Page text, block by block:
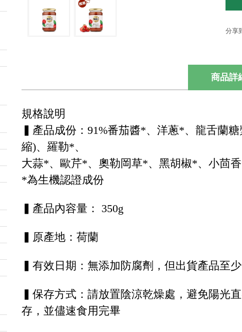
商品詳
規格說明
▍產品成份：91%番茄醬*、洋蔥*、龍舌蘭
縮)、羅勒*、
大蒜*、歐芹*、奧勒岡草*、黑胡椒*、小茴
*為生機認證成份
▍產品內容量： 350g
▍原產地：荷蘭
▍有效日期：無添加防腐劑，但出貨產品至
▍保存方式：請放置陰涼乾燥處，避免陽光
存，並儘速食用完畢